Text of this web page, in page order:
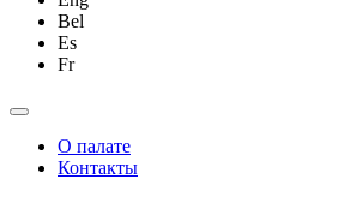
Bel
Es
Fr
О палате
Контакты